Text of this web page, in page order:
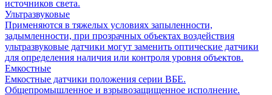
источников света.
Ультразвуковые
Применяются в тяжелых условиях запыленности,
задымленности, при прозрачных объектах воздействия
ультразвуковые датчики могут заменить оптические датчики
для определения наличия или контроля уровня объектов.
Емкостные
Емкостные датчики положения серии ВБЕ.
Общепромышленное и взрывозащищенное исполнение.